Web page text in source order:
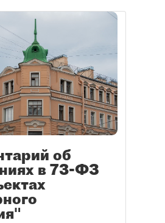
об
в 73-ФЗ